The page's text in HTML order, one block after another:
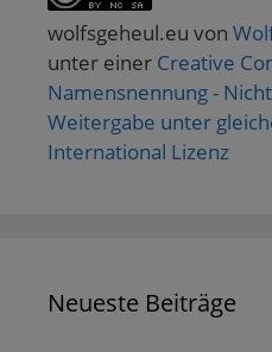
wolfsgeheul.eu von
unter einer Creative
Namensnennung -
Weitergabe unter
International Lizenz
Neueste Beiträge